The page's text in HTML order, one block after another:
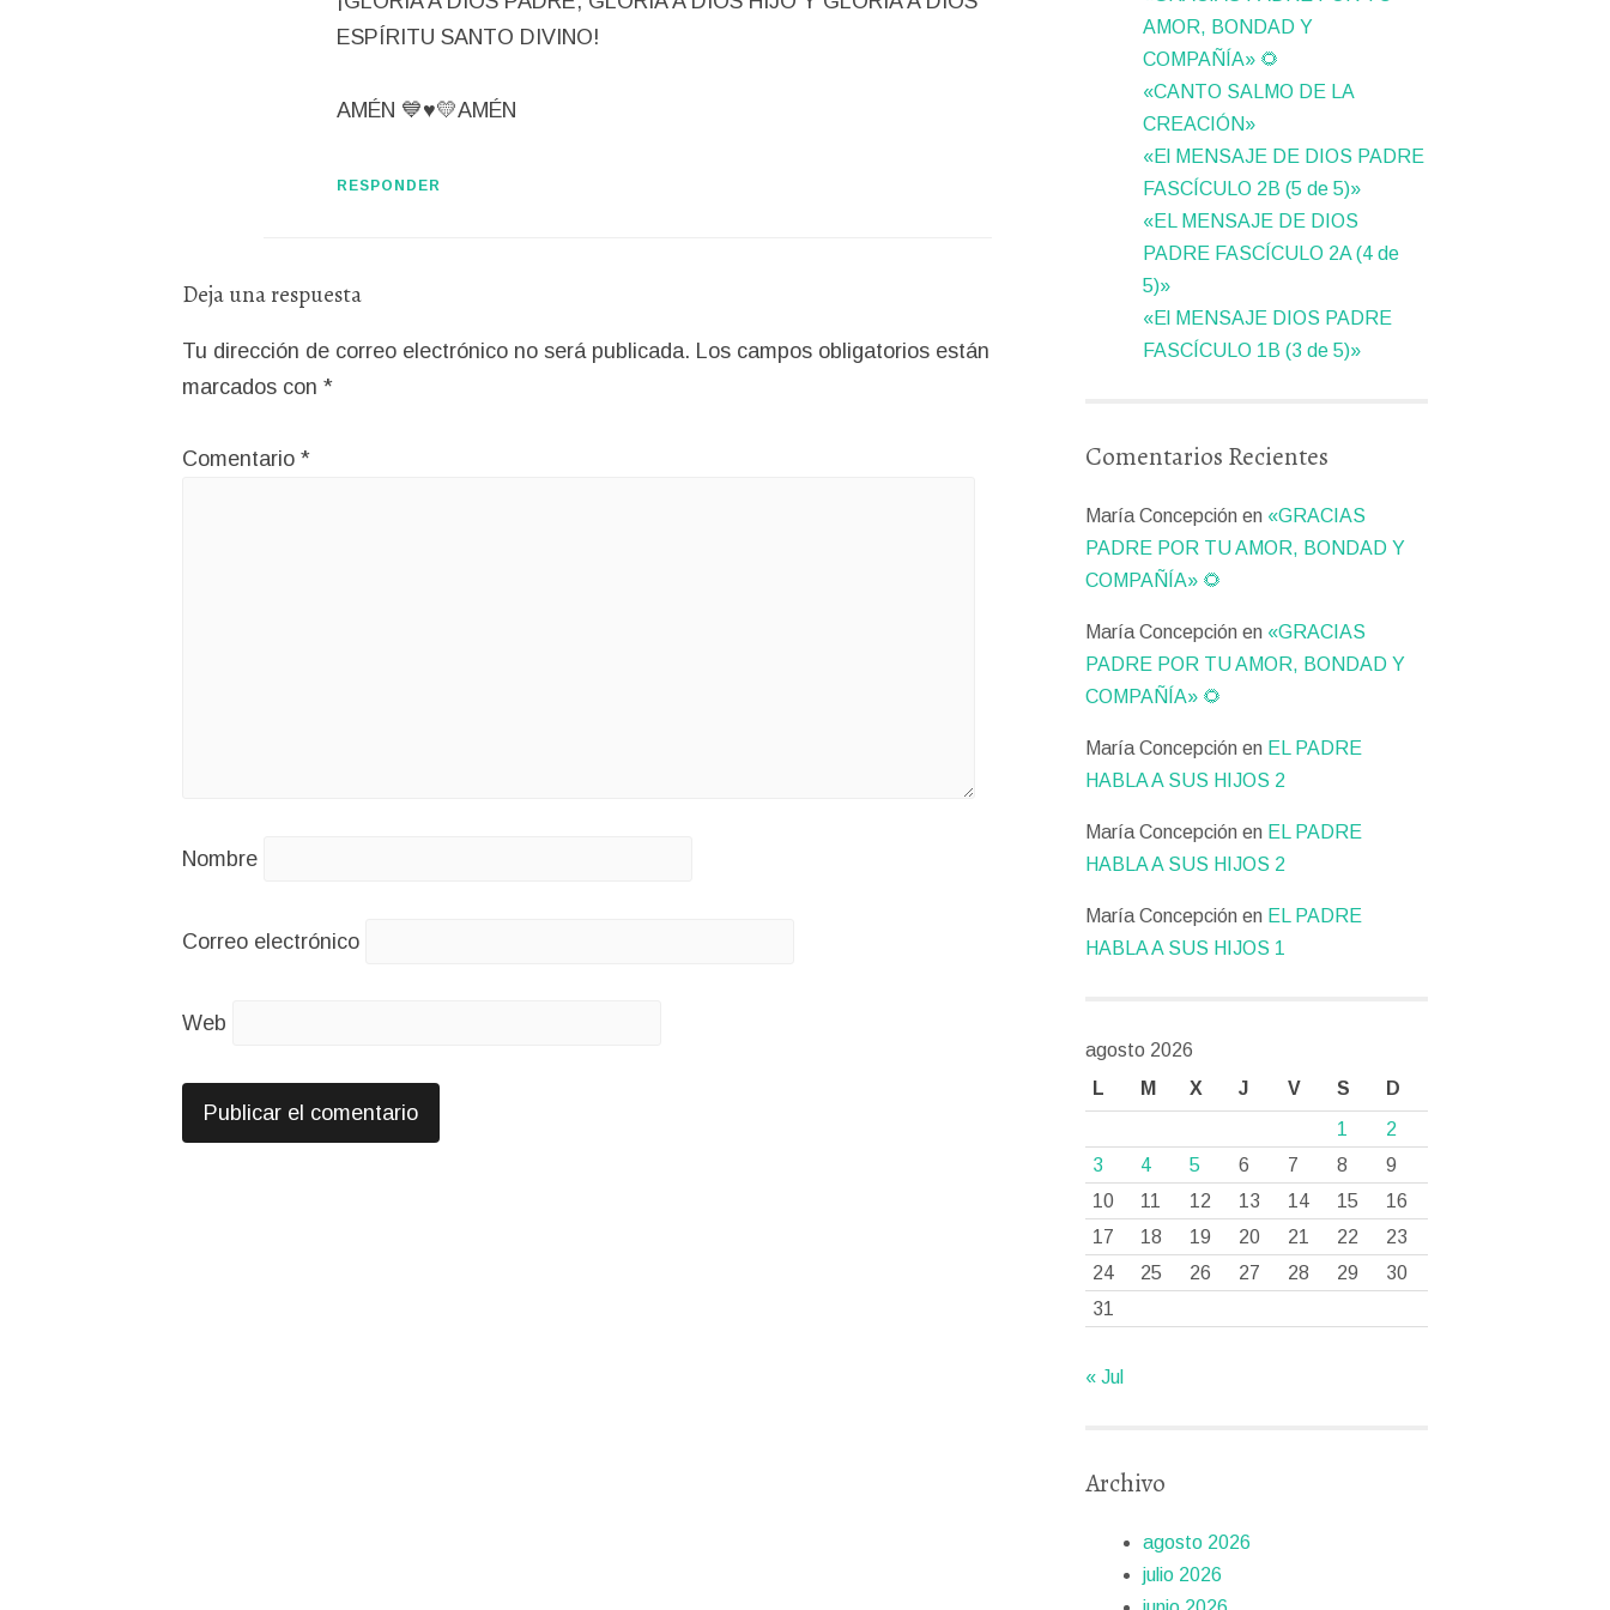
ESPÍRITU SANTO DIVINO!
AMÉN 💙♥️💛AMÉN
RESPONDER
Deja una respuesta
Tu dirección de correo electrónico no será publicada. Los campos obligatorios están
marcados con *
Comentario *
Nombre
Correo electrónico
Web
AMOR, BONDAD Y
COMPAÑÍA» 🌻
«CANTO SALMO DE LA
CREACIÓN»
«El MENSAJE DE DIOS PADRE
FASCÍCULO 2B (5 de 5)»
«EL MENSAJE DE DIOS
PADRE FASCÍCULO 2A (4 de
5)»
«El MENSAJE DIOS PADRE
FASCÍCULO 1B (3 de 5)»
Comentarios Recientes
María Concepción en «GRACIAS
PADRE POR TU AMOR, BONDAD Y
COMPAÑÍA» 🌻
María Concepción en «GRACIAS
PADRE POR TU AMOR, BONDAD Y
COMPAÑÍA» 🌻
María Concepción en EL PADRE
HABLA A SUS HIJOS 2
María Concepción en EL PADRE
HABLA A SUS HIJOS 2
María Concepción en EL PADRE
HABLA A SUS HIJOS 1
agosto 2026
L
M X J V S
D
1
2
3
4 5 6 7 8
9
10
11 12 13 14 15
16
17
18 19 20 21 22
23
24
25 26 27 28 29
30
31
« Jul
Archivo
agosto 2026
julio 2026